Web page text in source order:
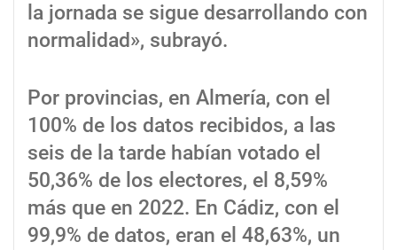
la jornada se sigue desarrollando con
normalidad», subrayó.
Por provincias, en Almería, con el
100% de los datos recibidos, a las
seis de la tarde habían votado el
50,36% de los electores, el 8,59%
más que en 2022. En Cádiz, con el
99,9% de datos, eran el 48,63%, un